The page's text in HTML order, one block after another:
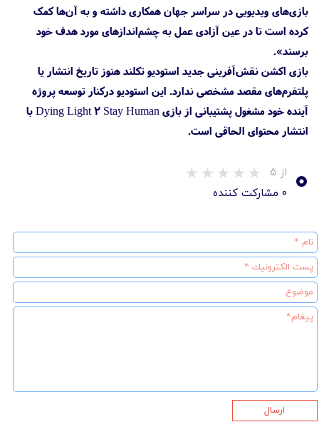
بازی‌های ویدیویی در سراسر جهان همکاری داشته و به آن‌ها کمک
کرده است تا در عین آزادی عمل به چشم‌اندازهای مورد هدف خود
برسند».
بازی اکشن نقش‌آفرینی جدید استودیو تکلند هنوز تاریخ انتشار یا
پلتفرم‌های مقصد مشخصی ندارد. این استودیو درکنار توسعه پروژه
آینده خود مشغول پشتیبانی از بازی Dying Light 2 Stay Human با
انتشار محتوای الحاقی است.
۰ از ۵
۰ مشارکت کننده
ارسال